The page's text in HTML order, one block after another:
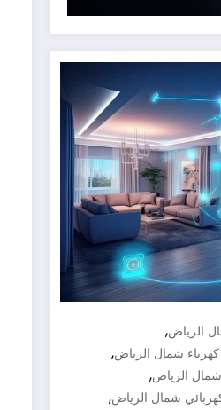
الرياض,
كهرباء شمال الرياض,
شمال الرياض,
شمال الرياض,